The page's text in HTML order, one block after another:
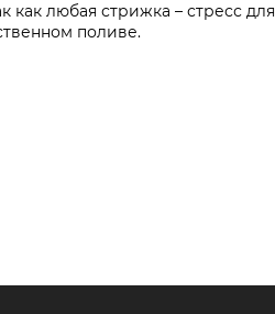
как любая стрижка – стресс для
поливе.